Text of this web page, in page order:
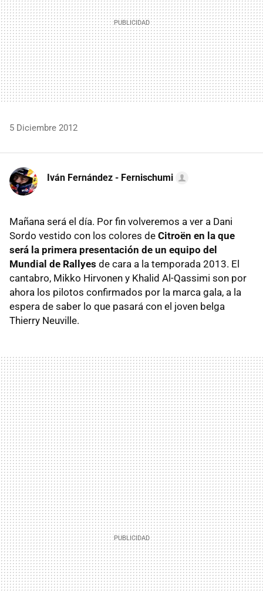
5 Diciembre 2012
Iván Fernández - Fernischumi
Mañana será el día. Por fin volveremos a ver a Dani
Sordo vestido con los colores de Citroën en la que
será la primera presentación de un equipo del
Mundial de Rallyes de cara a la temporada 2013. El
cantabro, Mikko Hirvonen y Khalid Al-Qassimi son por
ahora los pilotos confirmados por la marca gala, a la
espera de saber lo que pasará con el joven belga
Thierry Neuville.